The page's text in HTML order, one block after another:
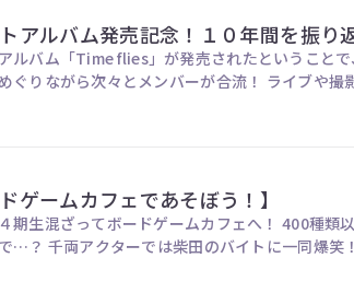
アルバム発売記念！１０年間を振り返
ルバム「Time flies」が発売されたということ
がら次々とメンバーが合流！ ライブや撮影の裏話も飛び出しちゃいます！
】
ゲームカフェであそぼう！】
期生混ざってボードゲームカフェへ！ 400種類